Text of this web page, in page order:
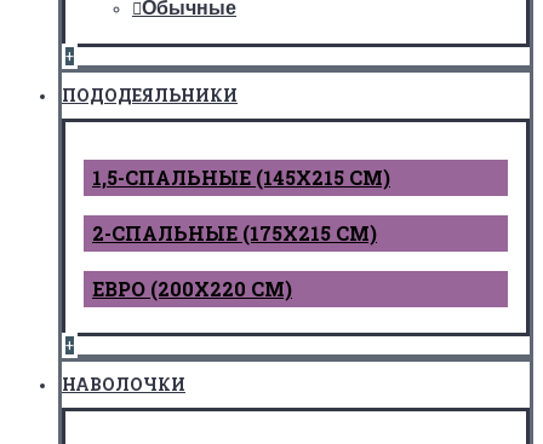
Обычные
+
ПОДОДЕЯЛЬНИКИ
1,5-СПАЛЬНЫЕ (145Х215 СМ)
2-СПАЛЬНЫЕ (175Х215 СМ)
ЕВРО (200Х220 СМ)
+
НАВОЛОЧКИ